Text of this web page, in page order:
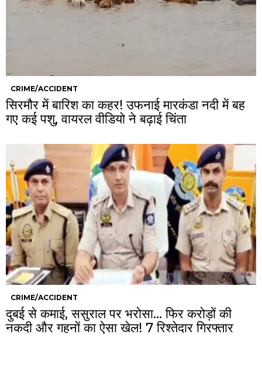
CRIME/ACCIDENT
सिरमौर में बारिश का कहर! उफनाई मारकंडा नदी में बह
गए कई पशु, वायरल वीडियो ने बढ़ाई चिंता
CRIME/ACCIDENT
दुबई से कमाई, ससुराल पर भरोसा… फिर करोड़ों की
नकदी और गहनों का ऐसा खेल! 7 रिश्तेदार गिरफ्तार